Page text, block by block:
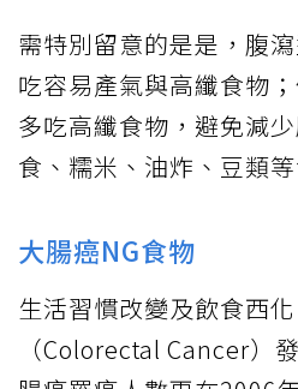
需特別留意的是是，腹
吃容易產氣與高纖食物
多吃高纖食物，避免減
食、糯米、油炸、豆類等
大腸癌NG食物
生活習慣改變及飲食西
（Colorectal Cancer）